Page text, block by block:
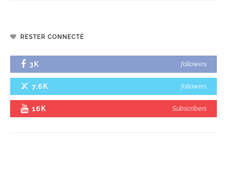
RESTER CONNECTÉ
3K followers
7.6K followers
16K Subscribers